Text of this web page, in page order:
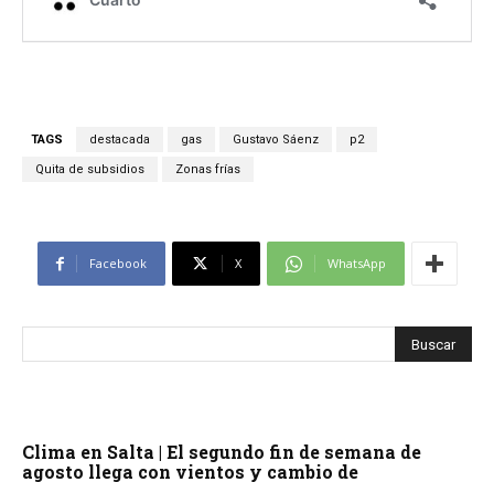
TAGS destacada gas Gustavo Sáenz p2
Quita de subsidios Zonas frías
Facebook X WhatsApp
Clima en Salta | El segundo fin de semana de
agosto llega con vientos y cambio de